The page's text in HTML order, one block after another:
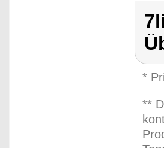
*
**